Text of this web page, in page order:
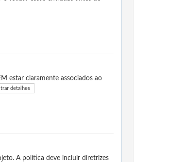
estar claramente associados ao
detalhes
A política deve incluir diretrizes